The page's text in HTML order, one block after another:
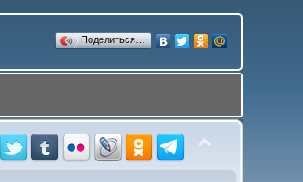
Поделиться…